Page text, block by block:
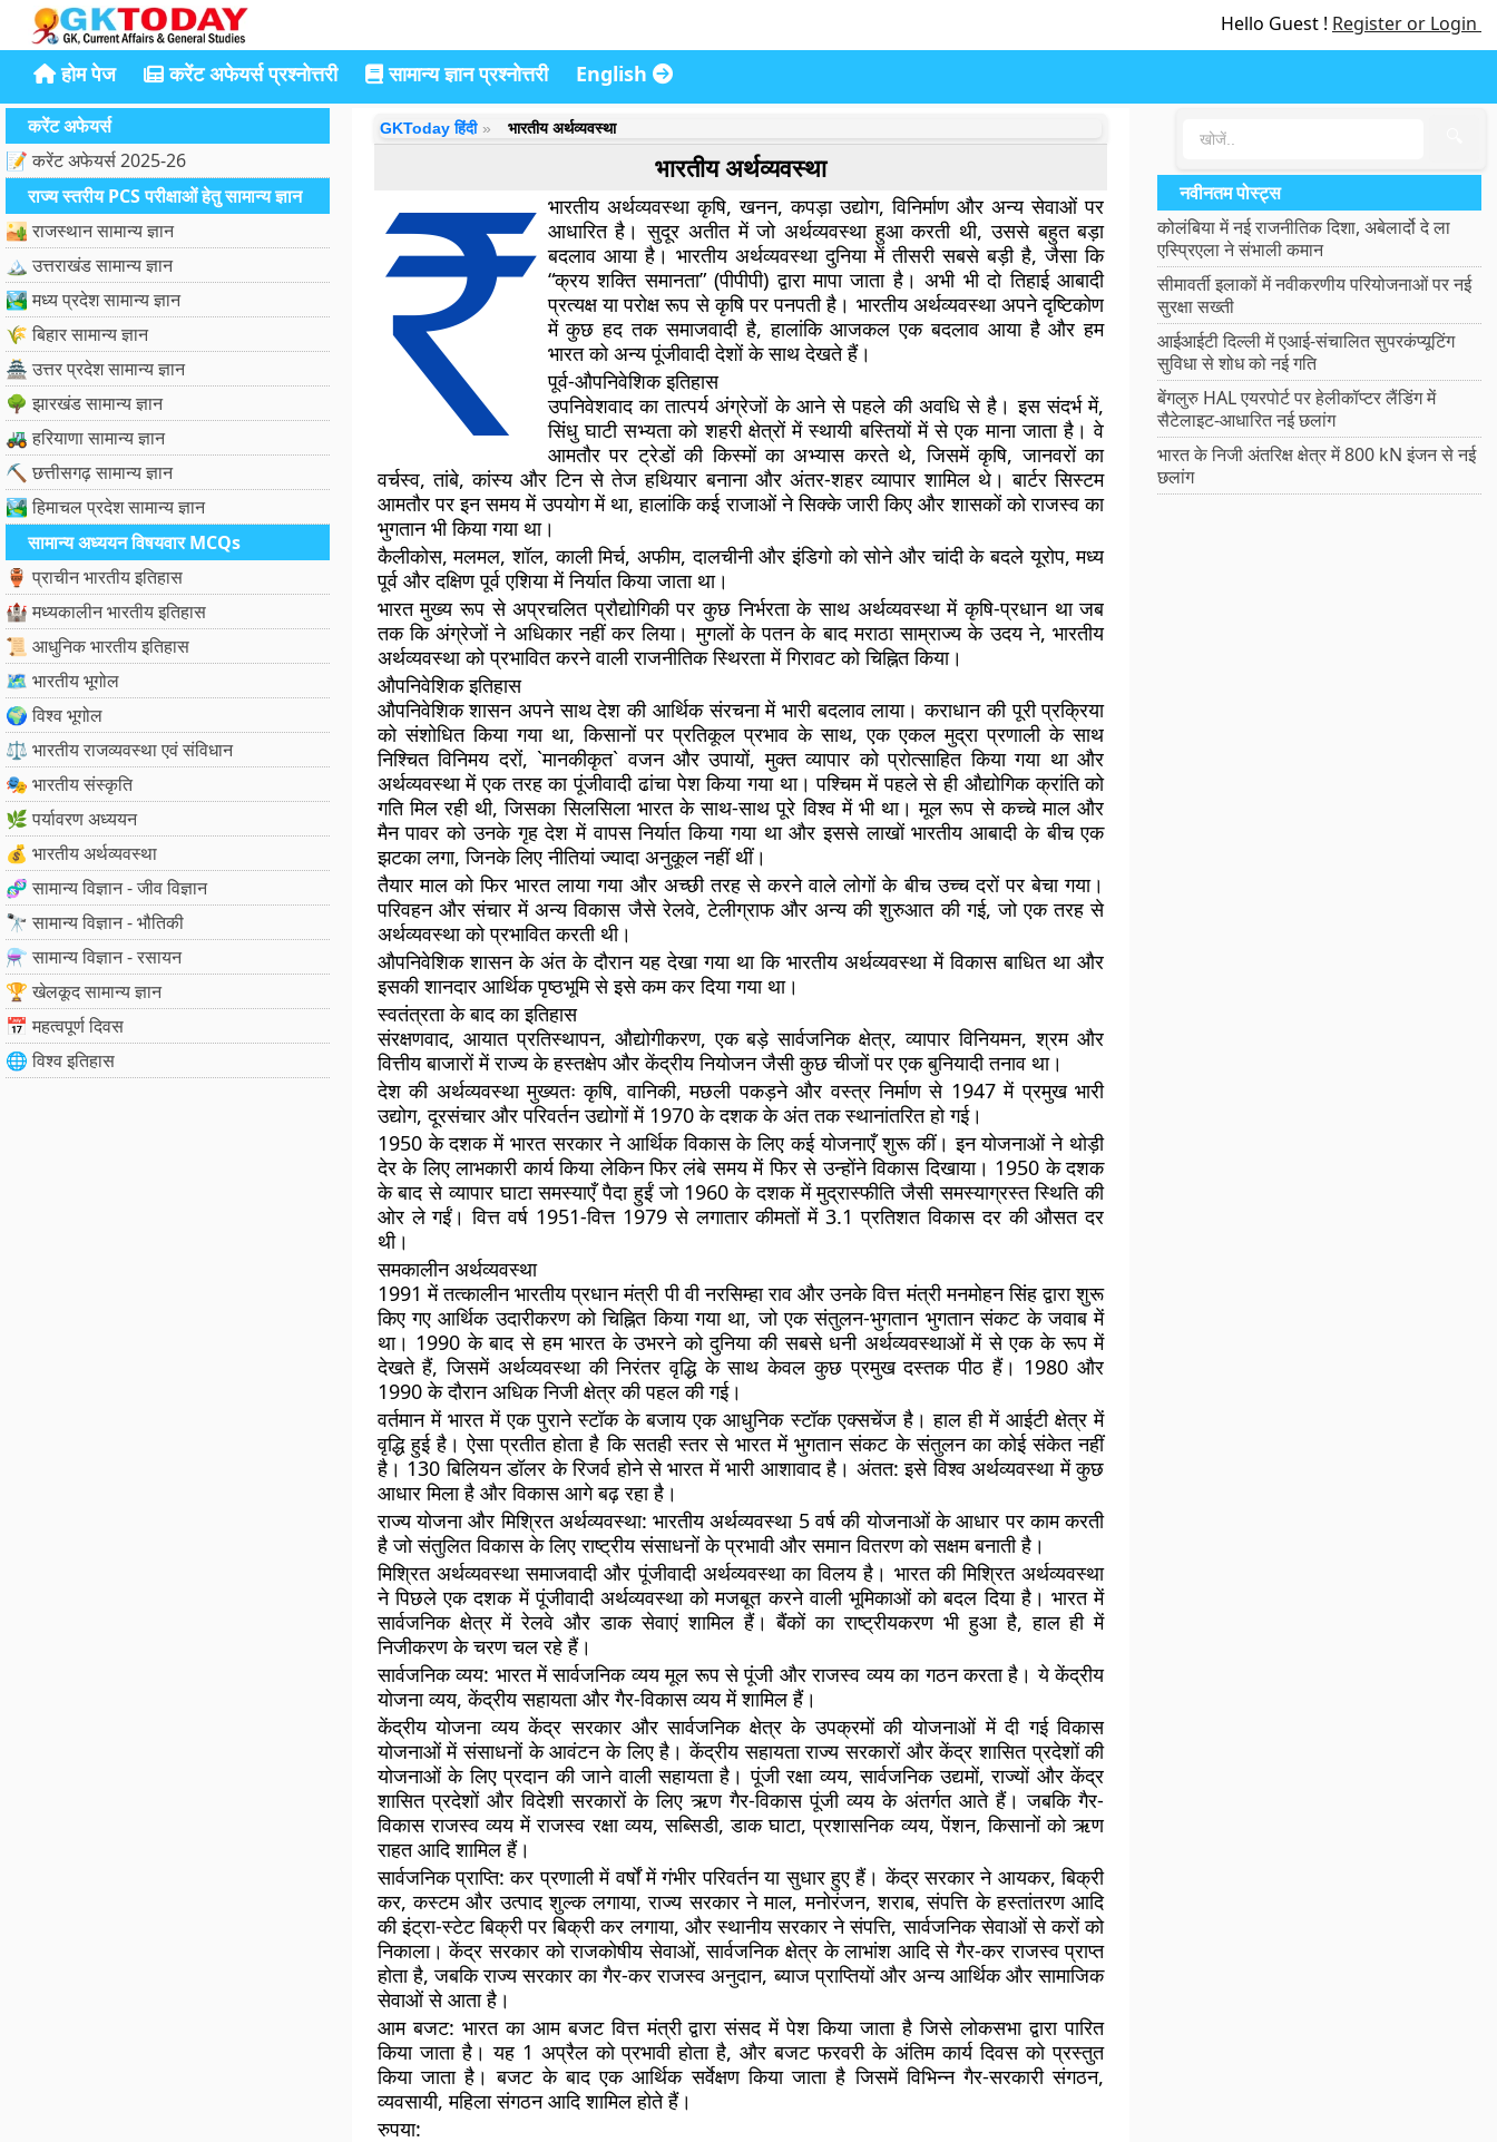
Hello Guest ! Register or Login
होम पेज करेंट अफेयर्स प्रश्नोत्तरी सामान्य ज्ञान प्रश्नोत्तरी English
करेंट अफेयर्स
📝 करेंट अफेयर्स 2025-26
राज्य स्तरीय PCS परीक्षाओं हेतु सामान्य ज्ञान
🏜️ राजस्थान सामान्य ज्ञान
🏔️ उत्तराखंड सामान्य ज्ञान
🏞️ मध्य प्रदेश सामान्य ज्ञान
🌾 बिहार सामान्य ज्ञान
🏯 उत्तर प्रदेश सामान्य ज्ञान
🌳 झारखंड सामान्य ज्ञान
🚜 हरियाणा सामान्य ज्ञान
⛏️ छत्तीसगढ़ सामान्य ज्ञान
🏞️ हिमाचल प्रदेश सामान्य ज्ञान
सामान्य अध्ययन विषयवार MCQs
🏺 प्राचीन भारतीय इतिहास
🏰 मध्यकालीन भारतीय इतिहास
📜 आधुनिक भारतीय इतिहास
🗺️ भारतीय भूगोल
🌍 विश्व भूगोल
⚖️ भारतीय राजव्यवस्था एवं संविधान
🎭 भारतीय संस्कृति
🌿 पर्यावरण अध्ययन
💰 भारतीय अर्थव्यवस्था
🧬 सामान्य विज्ञान - जीव विज्ञान
🔭 सामान्य विज्ञान - भौतिकी
⚗️ सामान्य विज्ञान - रसायन
🏆 खेलकूद सामान्य ज्ञान
📅 महत्वपूर्ण दिवस
🌐 विश्व इतिहास
GKToday हिंदी भारतीय अर्थव्यवस्था
भारतीय अर्थव्यवस्था
भारतीय अर्थव्यवस्था कृषि, खनन, कपड़ा उद्योग, विनिर्माण और अन्य सेवाओं पर
आधारित है। सुदूर अतीत में जो अर्थव्यवस्था हुआ करती थी, उससे बहुत बड़ा
बदलाव आया है। भारतीय अर्थव्यवस्था दुनिया में तीसरी सबसे बड़ी है, जैसा कि
“क्रय शक्ति समानता” (पीपीपी) द्वारा मापा जाता है। अभी भी दो तिहाई आबादी
प्रत्यक्ष या परोक्ष रूप से कृषि पर पनपती है। भारतीय अर्थव्यवस्था अपने दृष्टिकोण
में कुछ हद तक समाजवादी है, हालांकि आजकल एक बदलाव आया है और हम
भारत को अन्य पूंजीवादी देशों के साथ देखते हैं।
पूर्व-औपनिवेशिक इतिहास
उपनिवेशवाद का तात्पर्य अंग्रेजों के आने से पहले की अवधि से है। इस संदर्भ में,
सिंधु घाटी सभ्यता को शहरी क्षेत्रों में स्थायी बस्तियों में से एक माना जाता है। वे
आमतौर पर ट्रेडों की किस्मों का अभ्यास करते थे, जिसमें कृषि, जानवरों का
वर्चस्व, तांबे, कांस्य और टिन से तेज हथियार बनाना और अंतर-शहर व्यापार शामिल थे। बार्टर सिस्टम
आमतौर पर इन समय में उपयोग में था, हालांकि कई राजाओं ने सिक्के जारी किए और शासकों को राजस्व का
भुगतान भी किया गया था।
कैलीकोस, मलमल, शॉल, काली मिर्च, अफीम, दालचीनी और इंडिगो को सोने और चांदी के बदले यूरोप, मध्य
पूर्व और दक्षिण पूर्व एशिया में निर्यात किया जाता था।
भारत मुख्य रूप से अप्रचलित प्रौद्योगिकी पर कुछ निर्भरता के साथ अर्थव्यवस्था में कृषि-प्रधान था जब
तक कि अंग्रेजों ने अधिकार नहीं कर लिया। मुगलों के पतन के बाद मराठा साम्राज्य के उदय ने, भारतीय
अर्थव्यवस्था को प्रभावित करने वाली राजनीतिक स्थिरता में गिरावट को चिह्नित किया।
औपनिवेशिक इतिहास
औपनिवेशिक शासन अपने साथ देश की आर्थिक संरचना में भारी बदलाव लाया। कराधान की पूरी प्रक्रिया
को संशोधित किया गया था, किसानों पर प्रतिकूल प्रभाव के साथ, एक एकल मुद्रा प्रणाली के साथ
निश्चित विनिमय दरों, `मानकीकृत` वजन और उपायों, मुक्त व्यापार को प्रोत्साहित किया गया था और
अर्थव्यवस्था में एक तरह का पूंजीवादी ढांचा पेश किया गया था। पश्चिम में पहले से ही औद्योगिक क्रांति को
गति मिल रही थी, जिसका सिलसिला भारत के साथ-साथ पूरे विश्व में भी था। मूल रूप से कच्चे माल और
मैन पावर को उनके गृह देश में वापस निर्यात किया गया था और इससे लाखों भारतीय आबादी के बीच एक
झटका लगा, जिनके लिए नीतियां ज्यादा अनुकूल नहीं थीं।
तैयार माल को फिर भारत लाया गया और अच्छी तरह से करने वाले लोगों के बीच उच्च दरों पर बेचा गया।
परिवहन और संचार में अन्य विकास जैसे रेलवे, टेलीग्राफ और अन्य की शुरुआत की गई, जो एक तरह से
अर्थव्यवस्था को प्रभावित करती थी।
औपनिवेशिक शासन के अंत के दौरान यह देखा गया था कि भारतीय अर्थव्यवस्था में विकास बाधित था और
इसकी शानदार आर्थिक पृष्ठभूमि से इसे कम कर दिया गया था।
स्वतंत्रता के बाद का इतिहास
संरक्षणवाद, आयात प्रतिस्थापन, औद्योगीकरण, एक बड़े सार्वजनिक क्षेत्र, व्यापार विनियमन, श्रम और
वित्तीय बाजारों में राज्य के हस्तक्षेप और केंद्रीय नियोजन जैसी कुछ चीजों पर एक बुनियादी तनाव था।
देश की अर्थव्यवस्था मुख्यतः कृषि, वानिकी, मछली पकड़ने और वस्त्र निर्माण से 1947 में प्रमुख भारी
उद्योग, दूरसंचार और परिवर्तन उद्योगों में 1970 के दशक के अंत तक स्थानांतरित हो गई।
1950 के दशक में भारत सरकार ने आर्थिक विकास के लिए कई योजनाएँ शुरू कीं। इन योजनाओं ने थोड़ी
देर के लिए लाभकारी कार्य किया लेकिन फिर लंबे समय में फिर से उन्होंने विकास दिखाया। 1950 के दशक
के बाद से व्यापार घाटा समस्याएँ पैदा हुईं जो 1960 के दशक में मुद्रास्फीति जैसी समस्याग्रस्त स्थिति की
ओर ले गईं। वित्त वर्ष 1951-वित्त 1979 से लगातार कीमतों में 3.1 प्रतिशत विकास दर की औसत दर
थी।
समकालीन अर्थव्यवस्था
1991 में तत्कालीन भारतीय प्रधान मंत्री पी वी नरसिम्हा राव और उनके वित्त मंत्री मनमोहन सिंह द्वारा शुरू
किए गए आर्थिक उदारीकरण को चिह्नित किया गया था, जो एक संतुलन-भुगतान भुगतान संकट के जवाब में
था। 1990 के बाद से हम भारत के उभरने को दुनिया की सबसे धनी अर्थव्यवस्थाओं में से एक के रूप में
देखते हैं, जिसमें अर्थव्यवस्था की निरंतर वृद्धि के साथ केवल कुछ प्रमुख दस्तक पीठ हैं। 1980 और
1990 के दौरान अधिक निजी क्षेत्र की पहल की गई।
वर्तमान में भारत में एक पुराने स्टॉक के बजाय एक आधुनिक स्टॉक एक्सचेंज है। हाल ही में आईटी क्षेत्र में
वृद्धि हुई है। ऐसा प्रतीत होता है कि सतही स्तर से भारत में भुगतान संकट के संतुलन का कोई संकेत नहीं
है। 130 बिलियन डॉलर के रिजर्व होने से भारत में भारी आशावाद है। अंतत: इसे विश्व अर्थव्यवस्था में कुछ
आधार मिला है और विकास आगे बढ़ रहा है।
राज्य योजना और मिश्रित अर्थव्यवस्था: भारतीय अर्थव्यवस्था 5 वर्ष की योजनाओं के आधार पर काम करती
है जो संतुलित विकास के लिए राष्ट्रीय संसाधनों के प्रभावी और समान वितरण को सक्षम बनाती है।
मिश्रित अर्थव्यवस्था समाजवादी और पूंजीवादी अर्थव्यवस्था का विलय है। भारत की मिश्रित अर्थव्यवस्था
ने पिछले एक दशक में पूंजीवादी अर्थव्यवस्था को मजबूत करने वाली भूमिकाओं को बदल दिया है। भारत में
सार्वजनिक क्षेत्र में रेलवे और डाक सेवाएं शामिल हैं। बैंकों का राष्ट्रीयकरण भी हुआ है, हाल ही में
निजीकरण के चरण चल रहे हैं।
सार्वजनिक व्यय: भारत में सार्वजनिक व्यय मूल रूप से पूंजी और राजस्व व्यय का गठन करता है। ये केंद्रीय
योजना व्यय, केंद्रीय सहायता और गैर-विकास व्यय में शामिल हैं।
केंद्रीय योजना व्यय केंद्र सरकार और सार्वजनिक क्षेत्र के उपक्रमों की योजनाओं में दी गई विकास
योजनाओं में संसाधनों के आवंटन के लिए है। केंद्रीय सहायता राज्य सरकारों और केंद्र शासित प्रदेशों की
योजनाओं के लिए प्रदान की जाने वाली सहायता है। पूंजी रक्षा व्यय, सार्वजनिक उद्यमों, राज्यों और केंद्र
शासित प्रदेशों और विदेशी सरकारों के लिए ऋण गैर-विकास पूंजी व्यय के अंतर्गत आते हैं। जबकि गैर-
विकास राजस्व व्यय में राजस्व रक्षा व्यय, सब्सिडी, डाक घाटा, प्रशासनिक व्यय, पेंशन, किसानों को ऋण
राहत आदि शामिल हैं।
सार्वजनिक प्राप्ति: कर प्रणाली में वर्षों में गंभीर परिवर्तन या सुधार हुए हैं। केंद्र सरकार ने आयकर, बिक्री
कर, कस्टम और उत्पाद शुल्क लगाया, राज्य सरकार ने माल, मनोरंजन, शराब, संपत्ति के हस्तांतरण आदि
की इंट्रा-स्टेट बिक्री पर बिक्री कर लगाया, और स्थानीय सरकार ने संपत्ति, सार्वजनिक सेवाओं से करों को
निकाला। केंद्र सरकार को राजकोषीय सेवाओं, सार्वजनिक क्षेत्र के लाभांश आदि से गैर-कर राजस्व प्राप्त
होता है, जबकि राज्य सरकार का गैर-कर राजस्व अनुदान, ब्याज प्राप्तियों और अन्य आर्थिक और सामाजिक
सेवाओं से आता है।
आम बजट: भारत का आम बजट वित्त मंत्री द्वारा संसद में पेश किया जाता है जिसे लोकसभा द्वारा पारित
किया जाता है। यह 1 अप्रैल को प्रभावी होता है, और बजट फरवरी के अंतिम कार्य दिवस को प्रस्तुत
किया जाता है। बजट के बाद एक आर्थिक सर्वेक्षण किया जाता है जिसमें विभिन्न गैर-सरकारी संगठन,
व्यवसायी, महिला संगठन आदि शामिल होते हैं।
रुपया:
नवीनतम पोस्ट्स
कोलंबिया में नई राजनीतिक दिशा, अबेलार्दो दे ला
एस्प्रिएला ने संभाली कमान
सीमावर्ती इलाकों में नवीकरणीय परियोजनाओं पर नई
सुरक्षा सख्ती
आईआईटी दिल्ली में एआई-संचालित सुपरकंप्यूटिंग
सुविधा से शोध को नई गति
बेंगलुरु HAL एयरपोर्ट पर हेलीकॉप्टर लैंडिंग में
सैटेलाइट-आधारित नई छलांग
भारत के निजी अंतरिक्ष क्षेत्र में 800 kN इंजन से नई
छलांग